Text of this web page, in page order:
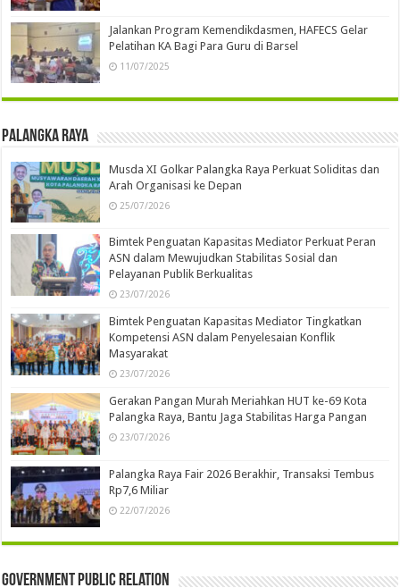
Jalankan Program Kemendikdasmen, HAFECS Gelar
Pelatihan KA Bagi Para Guru di Barsel
11/07/2025
Palangka Raya
Musda XI Golkar Palangka Raya Perkuat Soliditas dan
Arah Organisasi ke Depan
25/07/2026
Bimtek Penguatan Kapasitas Mediator Perkuat Peran
ASN dalam Mewujudkan Stabilitas Sosial dan
Pelayanan Publik Berkualitas
23/07/2026
Bimtek Penguatan Kapasitas Mediator Tingkatkan
Kompetensi ASN dalam Penyelesaian Konflik
Masyarakat
23/07/2026
Gerakan Pangan Murah Meriahkan HUT ke-69 Kota
Palangka Raya, Bantu Jaga Stabilitas Harga Pangan
23/07/2026
Palangka Raya Fair 2026 Berakhir, Transaksi Tembus
Rp7,6 Miliar
22/07/2026
Government Public Relation